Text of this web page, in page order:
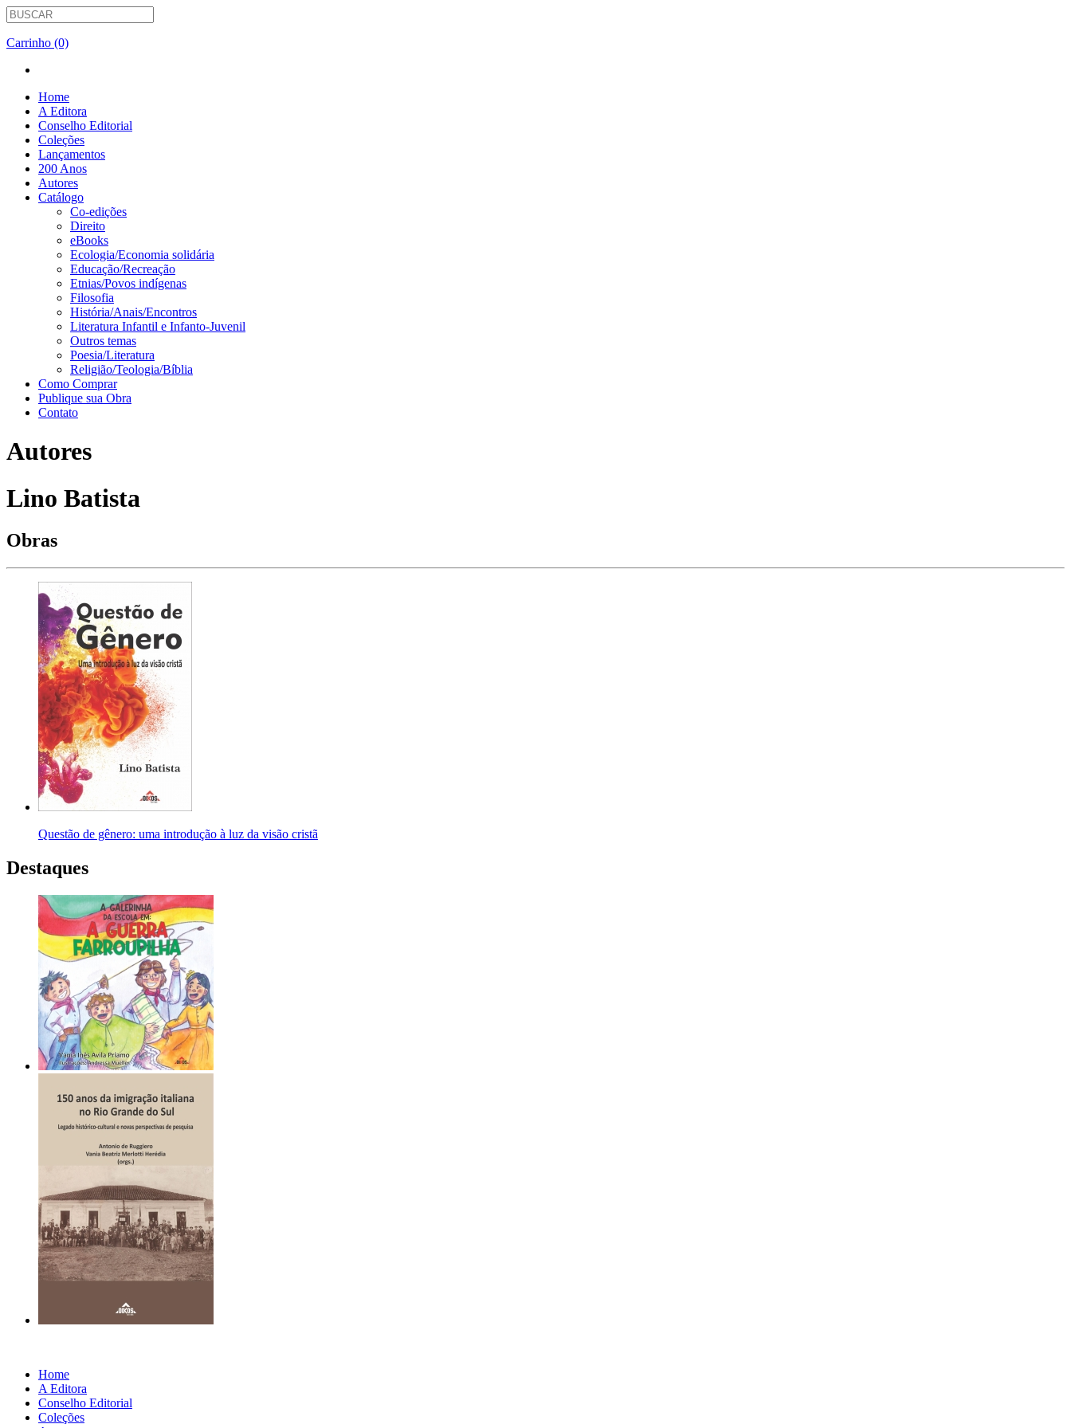
Carrinho (0)
Home
A Editora
Conselho Editorial
Coleções
Lançamentos
200 Anos
Autores
Catálogo
Co-edições
Direito
eBooks
Ecologia/Economia solidária
Educação/Recreação
Etnias/Povos indígenas
Filosofia
História/Anais/Encontros
Literatura Infantil e Infanto-Juvenil
Outros temas
Poesia/Literatura
Religião/Teologia/Bíblia
Como Comprar
Publique sua Obra
Contato
Autores
Lino Batista
Obras
Questão de gênero: uma introdução à luz da visão cristã
Destaques
Home
A Editora
Conselho Editorial
Coleções